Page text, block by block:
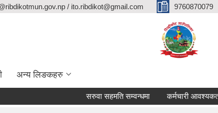
/ ito.ribdikot@gmail.com 9760870079
अन्य लिङकहरु
सरुवा सहमति सम्वन्धमा कर्मचारी आवश्यकता